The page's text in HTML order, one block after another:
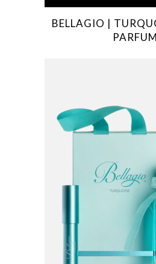
BELLAGIO |
PARFUM